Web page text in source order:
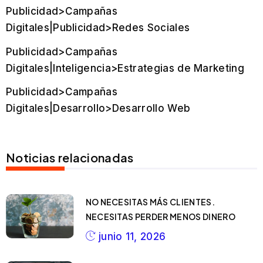
Publicidad>Campañas
Digitales|Publicidad>Redes Sociales
Publicidad>Campañas
Digitales|Inteligencia>Estrategias de Marketing
Publicidad>Campañas
Digitales|Desarrollo>Desarrollo Web
Noticias relacionadas
NO NECESITAS MÁS CLIENTES.
NECESITAS PERDER MENOS DINERO
junio 11, 2026